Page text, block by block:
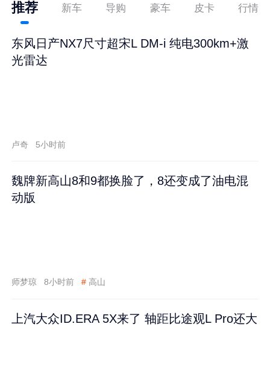
推荐 新车 导购 豪车 皮卡 行情
东风日产NX7尺寸超宋L DM-i 纯电300km+激
光雷达
卢奇 5小时前
魏牌新高山8和9都换脸了，8还变成了油电混
动版
师梦琼 8小时前 # 高山
上汽大众ID.ERA 5X来了 轴距比途观L Pro还大